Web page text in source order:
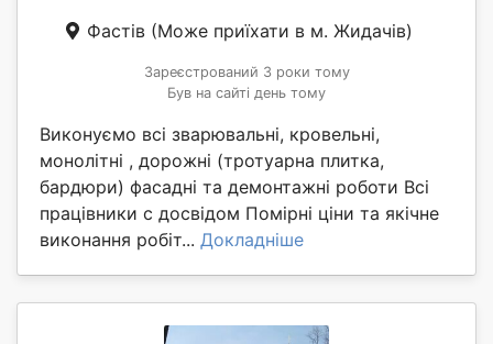
Фастів (Може приїхати в м. Жидачів)
Зареєстрований 3 роки тому
Був на сайті день тому
Виконуємо всі зварювальні, кровельні,
монолітні , дорожні (тротуарна плитка,
бардюри) фасадні та демонтажні роботи Всі
працівники с досвідом Помірні ціни та якічне
виконання робіт... Докладніше